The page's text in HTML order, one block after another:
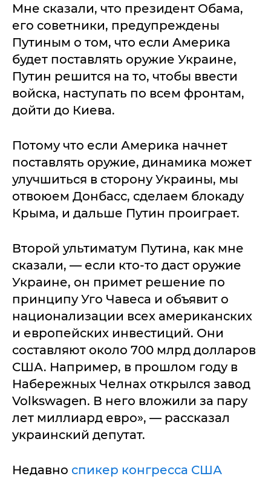
Мне сказали, что президент Обама,
его советники, предупреждены
Путиным о том, что если Америка
будет поставлять оружие Украине,
Путин решится на то, чтобы ввести
войска, наступать по всем фронтам,
дойти до Киева.
Потому что если Америка начнет
поставлять оружие, динамика может
улучшиться в сторону Украины, мы
отвоюем Донбасс, сделаем блокаду
Крыма, и дальше Путин проиграет.
Второй ультиматум Путина, как мне
сказали, — если кто-то даст оружие
Украине, он примет решение по
принципу Уго Чавеса и объявит о
национализации всех американских
и европейских инвестиций. Они
составляют около 700 млрд долларов
США. Например, в прошлом году в
Набережных Челнах открылся завод
Volkswagen. В него вложили за пару
лет миллиард евро», — рассказал
украинский депутат.
Недавно спикер конгресса США